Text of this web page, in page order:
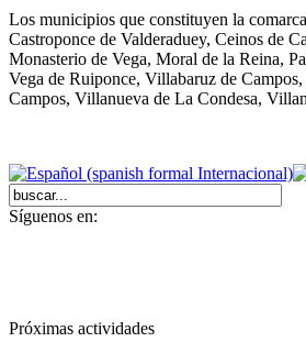
Los municipios que constituyen la
Castroponce de Valderaduey, Ceinos de
Monasterio de Vega, Moral de la Reina,
Vega de Ruiponce, Villabaruz de
Campos, Villanueva de La Condesa,
Síguenos en:
Próximas actividades